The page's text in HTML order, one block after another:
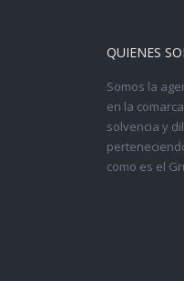
QUIENES
Somos la
en la
solvencia y
como es el